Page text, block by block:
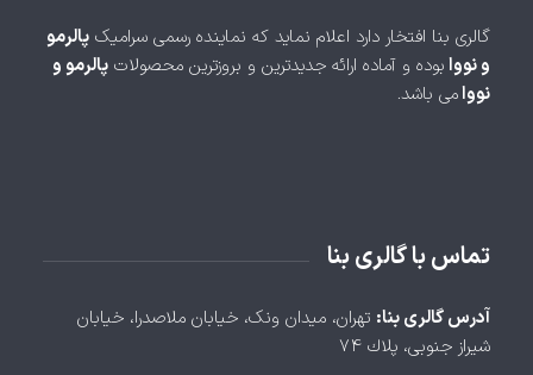
گالری بنا افتخار دارد اعلام نماید که نماینده رسمی سرامیک پالرمو
و نووابوده و آماده ارائه جدیدترین و بروزترین محصولات پالرمو و
نووامی باشد.
تماس با گالری بنا
آدرس گالری بنا: تهران، ميدان ونک، خيابان ملاصدرا، خيابان
شيراز جنوبی، پلاك ۷۴